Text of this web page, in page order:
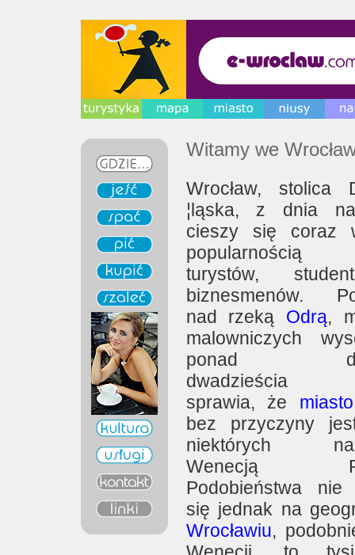
Witamy we
Wrocław, stolica
¦ląska, z dnia
cieszy się coraz
popularnością
turystów,
biznesmenów.
nad rzeką Odrą,
malowniczych
ponad
dwadzieścia
sprawia, że miasto
bez przyczyny
niektórych
Wenecją
Podobieństwa nie
się jednak na
Wrocławiu,